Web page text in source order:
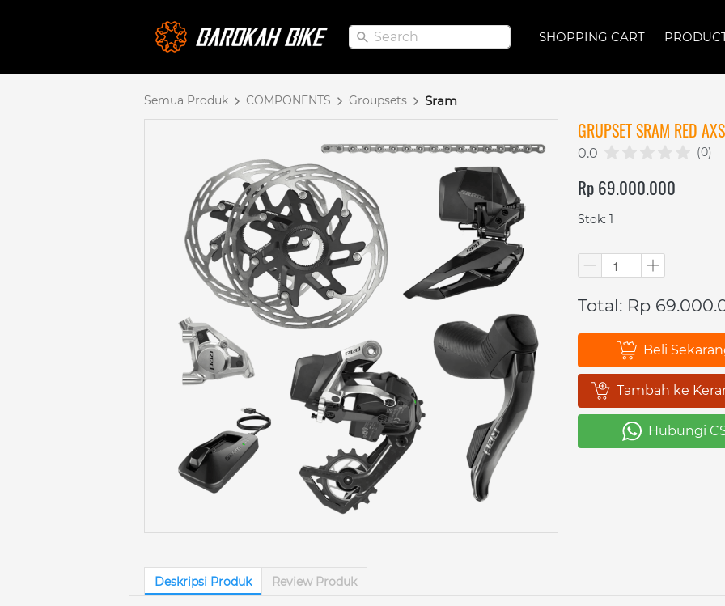
Search SHOPPING CART
Search SHOPPING CART
Semua Produk COMPONENTS Groupsets Sram
GRUPSET SRAM RED
0.0 (0)
Rp 69.000.000
Stok: 1
Total: Rp
` Beli
` Tambah ke
` Hubungi
Deskripsi Produk Review Produk